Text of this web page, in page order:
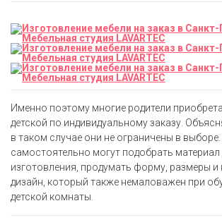
Именно поэтому многие родители
детской по индивидуальному заказу.
в таком случае они не ограничены в
самостоятельно могут подобрать материал
изготовления, продумать форму, размеры и
дизайн, который также немаловажен при
детской комнаты.